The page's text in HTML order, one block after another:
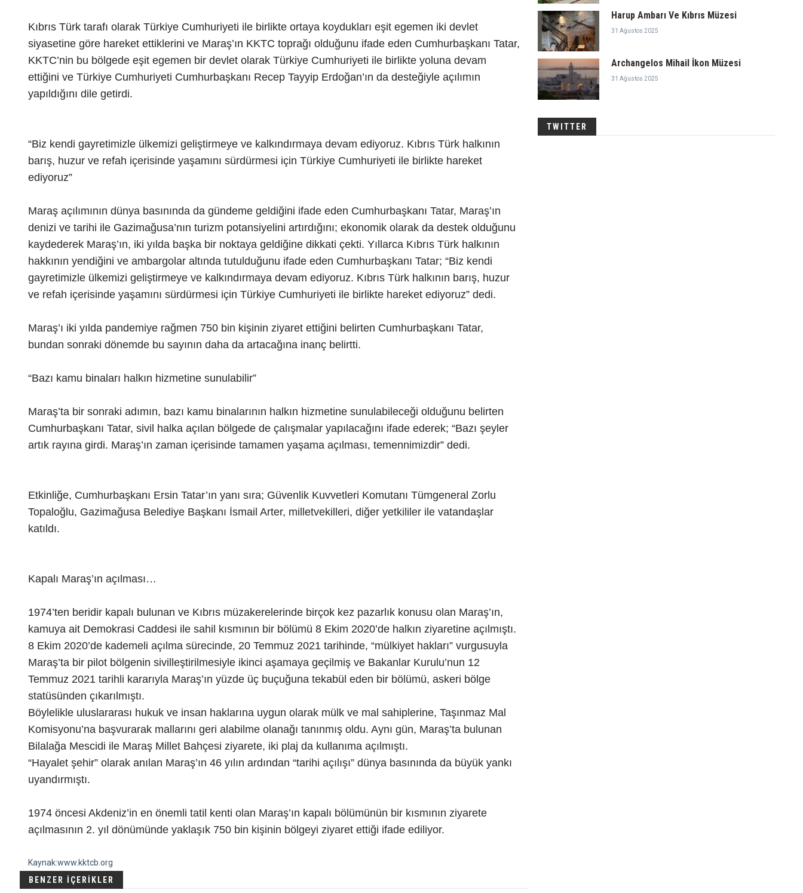
Kıbrıs Türk tarafı olarak Türkiye Cumhuriyeti ile birlikte ortaya koydukları eşit egemen iki devlet
siyasetine göre hareket ettiklerini ve Maraş’ın KKTC toprağı olduğunu ifade eden Cumhurbaşkanı Tatar,
KKTC’nin bu bölgede eşit egemen bir devlet olarak Türkiye Cumhuriyeti ile birlikte yoluna devam
ettiğini ve Türkiye Cumhuriyeti Cumhurbaşkanı Recep Tayyip Erdoğan’ın da desteğiyle açılımın
yapıldığını dile getirdi.
“Biz kendi gayretimizle ülkemizi geliştirmeye ve kalkındırmaya devam ediyoruz. Kıbrıs Türk halkının
barış, huzur ve refah içerisinde yaşamını sürdürmesi için Türkiye Cumhuriyeti ile birlikte hareket
ediyoruz”
Maraş açılımının dünya basınında da gündeme geldiğini ifade eden Cumhurbaşkanı Tatar, Maraş’ın
denizi ve tarihi ile Gazimağusa’nın turizm potansiyelini artırdığını; ekonomik olarak da destek olduğunu
kaydederek Maraş’ın, iki yılda başka bir noktaya geldiğine dikkati çekti. Yıllarca Kıbrıs Türk halkının
hakkının yendiğini ve ambargolar altında tutulduğunu ifade eden Cumhurbaşkanı Tatar; “Biz kendi
gayretimizle ülkemizi geliştirmeye ve kalkındırmaya devam ediyoruz. Kıbrıs Türk halkının barış, huzur
ve refah içerisinde yaşamını sürdürmesi için Türkiye Cumhuriyeti ile birlikte hareket ediyoruz” dedi.
Maraş’ı iki yılda pandemiye rağmen 750 bin kişinin ziyaret ettiğini belirten Cumhurbaşkanı Tatar,
bundan sonraki dönemde bu sayının daha da artacağına inanç belirtti.
“Bazı kamu binaları halkın hizmetine sunulabilir”
Maraş’ta bir sonraki adımın, bazı kamu binalarının halkın hizmetine sunulabileceği olduğunu belirten
Cumhurbaşkanı Tatar, sivil halka açılan bölgede de çalışmalar yapılacağını ifade ederek; “Bazı şeyler
artık rayına girdi. Maraş’ın zaman içerisinde tamamen yaşama açılması, temennimizdir” dedi.
Etkinliğe, Cumhurbaşkanı Ersin Tatar’ın yanı sıra; Güvenlik Kuvvetleri Komutanı Tümgeneral Zorlu
Topaloğlu, Gazimağusa Belediye Başkanı İsmail Arter, milletvekilleri, diğer yetkililer ile vatandaşlar
katıldı.
Kapalı Maraş’ın açılması…
1974’ten beridir kapalı bulunan ve Kıbrıs müzakerelerinde birçok kez pazarlık konusu olan Maraş’ın,
kamuya ait Demokrasi Caddesi ile sahil kısmının bir bölümü 8 Ekim 2020’de halkın ziyaretine açılmıştı.
8 Ekim 2020’de kademeli açılma sürecinde, 20 Temmuz 2021 tarihinde, “mülkiyet hakları” vurgusuyla
Maraş’ta bir pilot bölgenin sivilleştirilmesiyle ikinci aşamaya geçilmiş ve Bakanlar Kurulu’nun 12
Temmuz 2021 tarihli kararıyla Maraş’ın yüzde üç buçuğuna tekabül eden bir bölümü, askeri bölge
statüsünden çıkarılmıştı.
Böylelikle uluslararası hukuk ve insan haklarına uygun olarak mülk ve mal sahiplerine, Taşınmaz Mal
Komisyonu’na başvurarak mallarını geri alabilme olanağı tanınmış oldu. Aynı gün, Maraş’ta bulunan
Bilalağa Mescidi ile Maraş Millet Bahçesi ziyarete, iki plaj da kullanıma açılmıştı.
“Hayalet şehir” olarak anılan Maraş’ın 46 yılın ardından “tarihi açılışı” dünya basınında da büyük yankı
uyandırmıştı.
1974 öncesi Akdeniz’in en önemli tatil kenti olan Maraş’ın kapalı bölümünün bir kısmının ziyarete
açılmasının 2. yıl dönümünde yaklaşık 750 bin kişinin bölgeyi ziyaret ettiği ifade ediliyor.
Kaynak:www.kktcb.org
BENZER İÇERİKLER
Harup Ambarı Ve Kıbrıs Müzesi
31 Ağustos 2025
Archangelos Mihail İkon Müzesi
31 Ağustos 2025
TWITTER